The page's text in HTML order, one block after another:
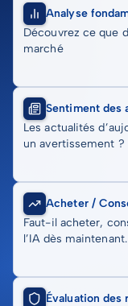
Analyse
Découvrez ce que
marché
Sentiment des
Les actualités
un avertissement ?
Acheter /
Faut-il acheter,
l’IA dès maintenant.
Évaluation des